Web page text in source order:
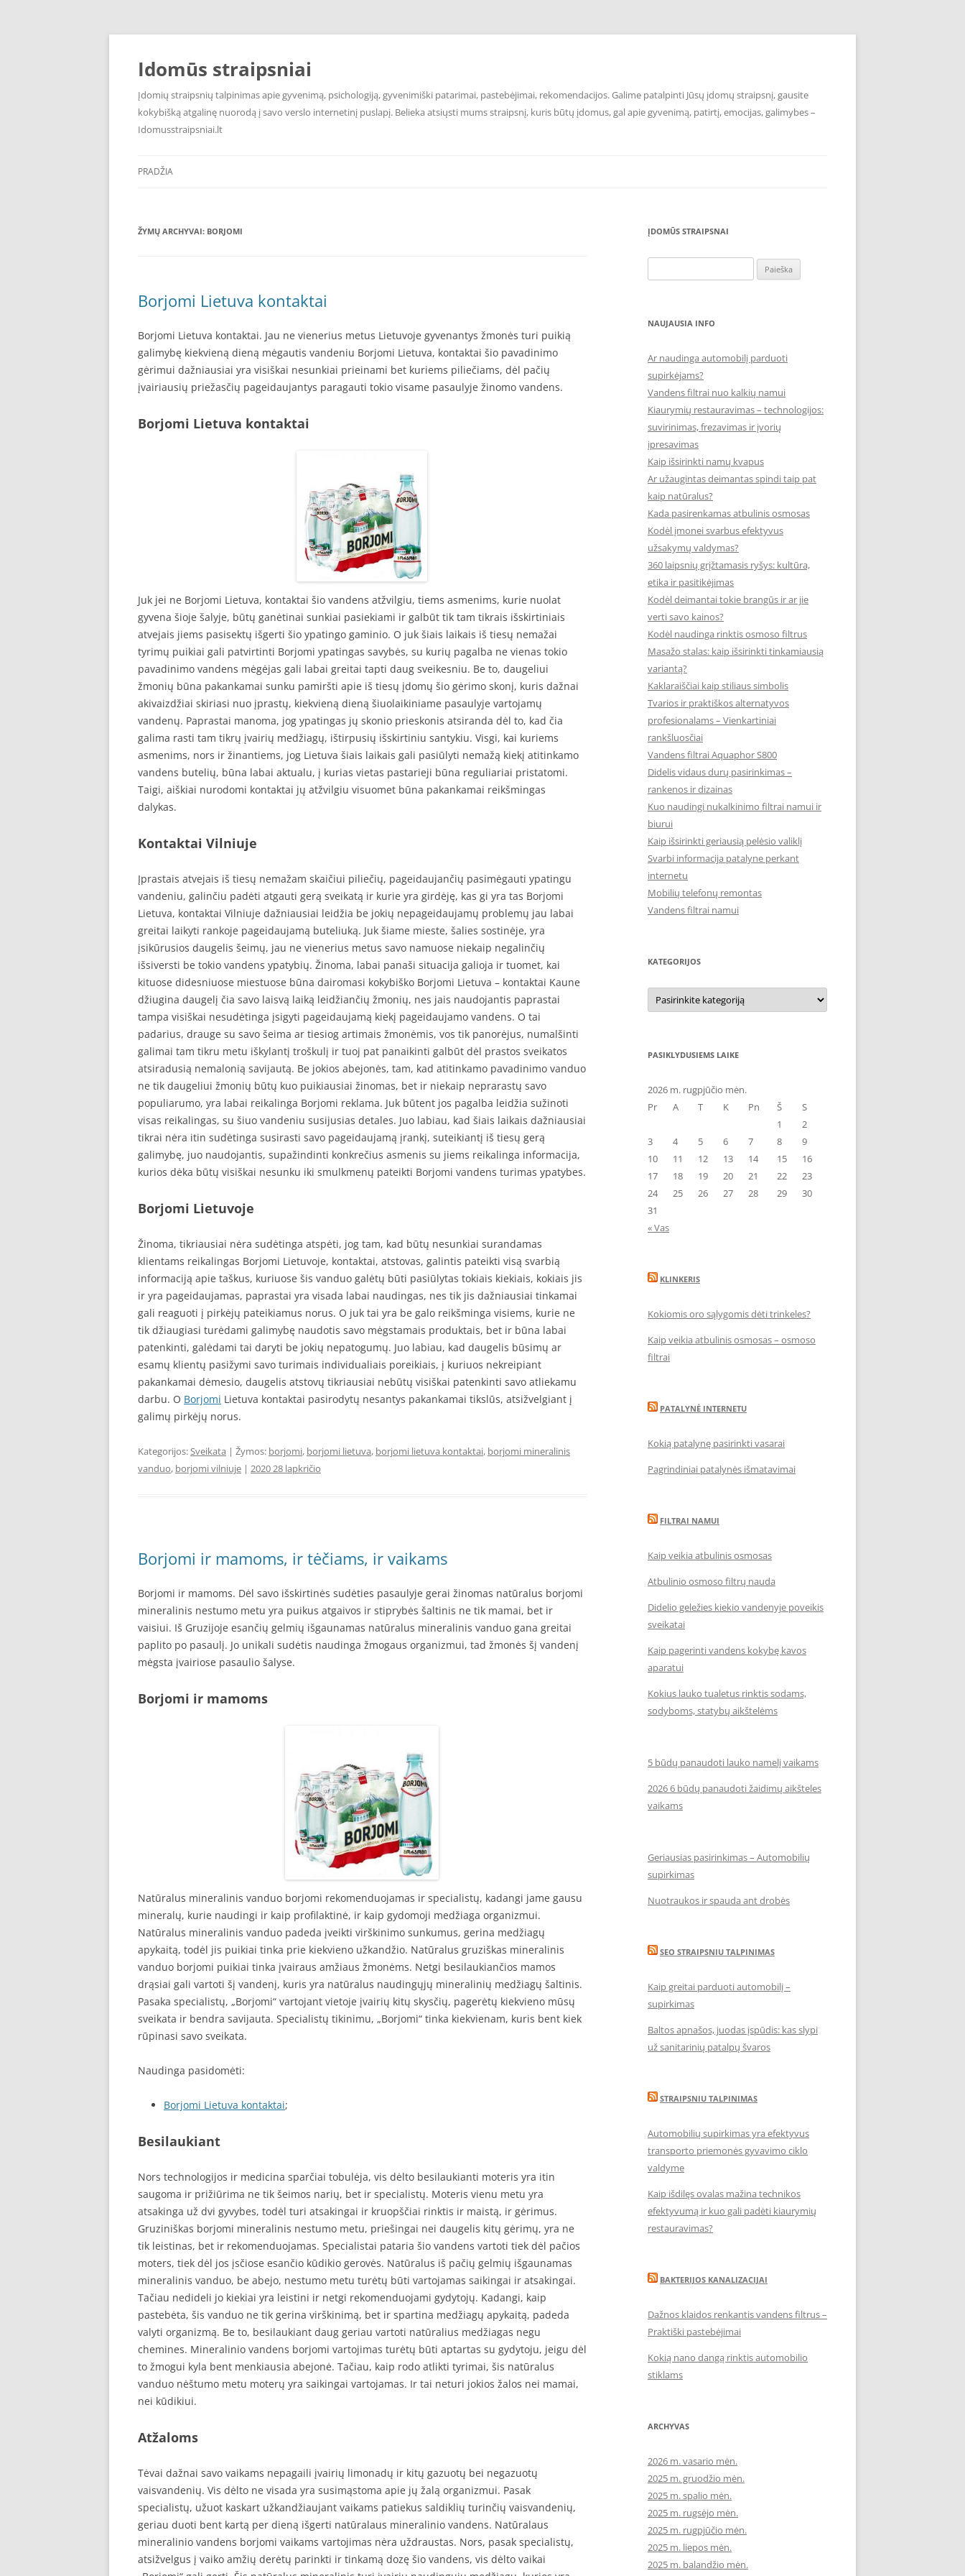
Pereiti
turinio
Idomūs straipsniai
Įdomių straipsnių talpinimas apie gyvenimą, psichologiją, gyvenimiški patarimai, pastebėjimai, rekomendacijos. Galime patalpinti Jūsų įdomų straipsnį, gausite
kokybišką atgalinę nuorodą į savo verslo internetinį puslapį. Belieka atsiųsti mums straipsnį, kuris būtų įdomus, gal apie gyvenimą, patirtį, emocijas, galimybes –
Idomusstraipsniai.lt
PRADŽIA
ŽYMŲ ARCHYVAI: BORJOMI
Borjomi Lietuva kontaktai
Borjomi Lietuva kontaktai. Jau ne vienerius metus Lietuvoje gyvenantys žmonės turi puikią
galimybę kiekvieną dieną mėgautis vandeniu Borjomi Lietuva, kontaktai šio pavadinimo
gėrimui dažniausiai yra visiškai nesunkiai prieinami bet kuriems piliečiams, dėl pačių
įvairiausių priežasčių pageidaujantys paragauti tokio visame pasaulyje žinomo vandens.
Borjomi Lietuva kontaktai
Juk jei ne Borjomi Lietuva, kontaktai šio vandens atžvilgiu, tiems asmenims, kurie nuolat
gyvena šioje šalyje, būtų ganėtinai sunkiai pasiekiami ir galbūt tik tam tikrais išskirtiniais
atvejais jiems pasisektų išgerti šio ypatingo gaminio. O juk šiais laikais iš tiesų nemažai
tyrimų puikiai gali patvirtinti Borjomi ypatingas savybės, su kurių pagalba ne vienas tokio
pavadinimo vandens mėgėjas gali labai greitai tapti daug sveikesniu. Be to, daugeliui
žmonių būna pakankamai sunku pamiršti apie iš tiesų įdomų šio gėrimo skonį, kuris dažnai
akivaizdžiai skiriasi nuo įprastų, kiekvieną dieną šiuolaikiniame pasaulyje vartojamų
vandenų. Paprastai manoma, jog ypatingas jų skonio prieskonis atsiranda dėl to, kad čia
galima rasti tam tikrų įvairių medžiagų, ištirpusių išskirtiniu santykiu. Visgi, kai kuriems
asmenims, nors ir žinantiems, jog Lietuva šiais laikais gali pasiūlyti nemažą kiekį atitinkamo
vandens butelių, būna labai aktualu, į kurias vietas pastarieji būna reguliariai pristatomi.
Taigi, aiškiai nurodomi kontaktai jų atžvilgiu visuomet būna pakankamai reikšmingas
dalykas.
Kontaktai Vilniuje
Įprastais atvejais iš tiesų nemažam skaičiui piliečių, pageidaujančių pasimėgauti ypatingu
vandeniu, galinčiu padėti atgauti gerą sveikatą ir kurie yra girdėję, kas gi yra tas Borjomi
Lietuva, kontaktai Vilniuje dažniausiai leidžia be jokių nepageidaujamų problemų jau labai
greitai laikyti rankoje pageidaujamą buteliuką. Juk šiame mieste, šalies sostinėje, yra
įsikūrusios daugelis šeimų, jau ne vienerius metus savo namuose niekaip negalinčių
išsiversti be tokio vandens ypatybių. Žinoma, labai panaši situacija galioja ir tuomet, kai
kituose didesniuose miestuose būna dairomasi kokybiško Borjomi Lietuva – kontaktai Kaune
džiugina daugelį čia savo laisvą laiką leidžiančių žmonių, nes jais naudojantis paprastai
tampa visiškai nesudėtinga įsigyti pageidaujamą kiekį pageidaujamo vandens. O tai
padarius, drauge su savo šeima ar tiesiog artimais žmonėmis, vos tik panorėjus, numalšinti
galimai tam tikru metu iškylantį troškulį ir tuoj pat panaikinti galbūt dėl prastos sveikatos
atsiradusią nemalonią savijautą. Be jokios abejonės, tam, kad atitinkamo pavadinimo vanduo
ne tik daugeliui žmonių būtų kuo puikiausiai žinomas, bet ir niekaip neprarastų savo
populiarumo, yra labai reikalinga Borjomi reklama. Juk būtent jos pagalba leidžia sužinoti
visas reikalingas, su šiuo vandeniu susijusias detales. Juo labiau, kad šiais laikais dažniausiai
tikrai nėra itin sudėtinga susirasti savo pageidaujamą įrankį, suteikiantį iš tiesų gerą
galimybę, juo naudojantis, supažindinti konkrečius asmenis su jiems reikalinga informacija,
kurios dėka būtų visiškai nesunku iki smulkmenų pateikti Borjomi vandens turimas ypatybes.
Borjomi Lietuvoje
Žinoma, tikriausiai nėra sudėtinga atspėti, jog tam, kad būtų nesunkiai surandamas
klientams reikalingas Borjomi Lietuvoje, kontaktai, atstovas, galintis pateikti visą svarbią
informaciją apie taškus, kuriuose šis vanduo galėtų būti pasiūlytas tokiais kiekiais, kokiais jis
ir yra pageidaujamas, paprastai yra visada labai naudingas, nes tik jis dažniausiai tinkamai
gali reaguoti į pirkėjų pateikiamus norus. O juk tai yra be galo reikšminga visiems, kurie ne
tik džiaugiasi turėdami galimybę naudotis savo mėgstamais produktais, bet ir būna labai
patenkinti, galėdami tai daryti be jokių nepatogumų. Juo labiau, kad daugelis būsimų ar
esamų klientų pasižymi savo turimais individualiais poreikiais, į kuriuos nekreipiant
pakankamai dėmesio, daugelis atstovų tikriausiai nebūtų visiškai patenkinti savo atliekamu
darbu. O Borjomi Lietuva kontaktai pasirodytų nesantys pakankamai tikslūs, atsižvelgiant į
galimų pirkėjų norus.
Kategorijos:Sveikata | Žymos: borjomi, borjomi lietuva, borjomi lietuva kontaktai, borjomi mineralinis
vanduo, borjomi vilniuje | 2020 28 lapkričio
Borjomi ir mamoms, ir tėčiams, ir vaikams
Borjomi ir mamoms. Dėl savo išskirtinės sudėties pasaulyje gerai žinomas natūralus borjomi
mineralinis nestumo metu yra puikus atgaivos ir stiprybės šaltinis ne tik mamai, bet ir
vaisiui. Iš Gruzijoje esančių gelmių išgaunamas natūralus mineralinis vanduo gana greitai
paplito po pasaulį. Jo unikali sudėtis naudinga žmogaus organizmui, tad žmonės šį vandenį
mėgsta įvairiose pasaulio šalyse.
Borjomi ir mamoms
Natūralus mineralinis vanduo borjomi rekomenduojamas ir specialistų, kadangi jame gausu
mineralų, kurie naudingi ir kaip profilaktinė, ir kaip gydomoji medžiaga organizmui.
Natūralus mineralinis vanduo padeda įveikti virškinimo sunkumus, gerina medžiagų
apykaitą, todėl jis puikiai tinka prie kiekvieno užkandžio. Natūralus gruziškas mineralinis
vanduo borjomi puikiai tinka įvairaus amžiaus žmonėms. Netgi besilaukiančios mamos
drąsiai gali vartoti šį vandenį, kuris yra natūralus naudingųjų mineralinių medžiagų šaltinis.
Pasaka specialistų, „Borjomi“ vartojant vietoje įvairių kitų skysčių, pagerėtų kiekvieno mūsų
sveikata ir bendra savijauta. Specialistų tikinimu, „Borjomi“ tinka kiekvienam, kuris bent kiek
rūpinasi savo sveikata.
Naudinga pasidomėti:
Borjomi Lietuva kontaktai;
Besilaukiant
Nors technologijos ir medicina sparčiai tobulėja, vis dėlto besilaukianti moteris yra itin
saugoma ir prižiūrima ne tik šeimos narių, bet ir specialistų. Moteris vienu metu yra
atsakinga už dvi gyvybes, todėl turi atsakingai ir kruopščiai rinktis ir maistą, ir gėrimus.
Gruziniškas borjomi mineralinis nestumo metu, priešingai nei daugelis kitų gėrimų, yra ne
tik leistinas, bet ir rekomenduojamas. Specialistai pataria šio vandens vartoti tiek dėl pačios
moters, tiek dėl jos įsčiose esančio kūdikio gerovės. Natūralus iš pačių gelmių išgaunamas
mineralinis vanduo, be abejo, nestumo metu turėtų būti vartojamas saikingai ir atsakingai.
Tačiau nedideli jo kiekiai yra leistini ir netgi rekomenduojami gydytojų. Kadangi, kaip
pastebėta, šis vanduo ne tik gerina virškinimą, bet ir spartina medžiagų apykaitą, padeda
valyti organizmą. Be to, besilaukiant daug geriau vartoti natūralius medžiagas negu
chemines. Mineralinio vandens borjomi vartojimas turėtų būti aptartas su gydytoju, jeigu dėl
to žmogui kyla bent menkiausia abejonė. Tačiau, kaip rodo atlikti tyrimai, šis natūralus
vanduo nėštumo metu moterų yra saikingai vartojamas. Ir tai neturi jokios žalos nei mamai,
nei kūdikiui.
Atžaloms
Tėvai dažnai savo vaikams nepagaili įvairių limonadų ir kitų gazuotų bei negazuotų
vaisvandenių. Vis dėlto ne visada yra susimąstoma apie jų žalą organizmui. Pasak
specialistų, užuot kaskart užkandžiaujant vaikams patiekus saldiklių turinčių vaisvandenių,
geriau duoti bent kartą per dieną išgerti natūralaus mineralinio vandens. Natūralaus
mineralinio vandens borjomi vaikams vartojimas nėra uždraustas. Nors, pasak specialistų,
atsižvelgus į vaiko amžių derėtų parinkti ir tinkamą dozę šio vandens, vis dėlto vaikai
ĮDOMŪS STRAIPSNAI
NAUJAUSIA INFO
Ar naudinga automobilį parduoti
supirkėjams?
Vandens filtrai nuo kalkių namui
Kiaurymių restauravimas – technologijos:
suvirinimas, frezavimas ir įvorių
įpresavimas
Kaip išsirinkti namų kvapus
Ar užaugintas deimantas spindi taip pat
kaip natūralus?
Kada pasirenkamas atbulinis osmosas
Kodėl įmonei svarbus efektyvus
užsakymų valdymas?
360 laipsnių grįžtamasis ryšys: kultūra,
etika ir pasitikėjimas
Kodėl deimantai tokie brangūs ir ar jie
verti savo kainos?
Kodėl naudinga rinktis osmoso filtrus
Masažo stalas: kaip išsirinkti tinkamiausią
variantą?
Kaklaraiščiai kaip stiliaus simbolis
Tvarios ir praktiškos alternatyvos
profesionalams – Vienkartiniai
rankšluosčiai
Vandens filtrai Aquaphor S800
Didelis vidaus durų pasirinkimas –
rankenos ir dizainas
Kuo naudingi nukalkinimo filtrai namui ir
biurui
Kaip išsirinkti geriausią pelėsio valiklį
Svarbi informacija patalyne perkant
internetu
Mobilių telefonų remontas
Vandens filtrai namui
KATEGORIJOS
Kategorijos
PASIKLYDUSIEMS LAIKE
2026 m. rugpjūčio mėn.
Pr
A T K Pn Š
S
1
2
3
4 5 6 7 8
9
10
11 12 13 14 15
16
17
18 19 20 21 22
23
24
25 26 27 28 29
30
31
« Vas
KLINKERIS
Kokiomis oro sąlygomis dėti trinkeles?
Kaip veikia atbulinis osmosas – osmoso
filtrai
PATALYNĖ INTERNETU
Kokią patalynę pasirinkti vasarai
Pagrindiniai patalynės išmatavimai
FILTRAI NAMUI
Kaip veikia atbulinis osmosas
Atbulinio osmoso filtrų nauda
Didelio geležies kiekio vandenyje poveikis
sveikatai
Kaip pagerinti vandens kokybę kavos
aparatui
Kokius lauko tualetus rinktis sodams,
sodyboms, statybų aikštelėms
5 būdų panaudoti lauko namelį vaikams
2026 6 būdų panaudoti žaidimų aikšteles
vaikams
Geriausias pasirinkimas – Automobilių
supirkimas
Nuotraukos ir spauda ant drobės
SEO STRAIPSNIU TALPINIMAS
Kaip greitai parduoti automobilį –
supirkimas
Baltos apnašos, juodas įspūdis: kas slypi
už sanitarinių patalpų švaros
STRAIPSNIU TALPINIMAS
Automobilių supirkimas yra efektyvus
transporto priemonės gyvavimo ciklo
valdyme
Kaip išdilęs ovalas mažina technikos
efektyvumą ir kuo gali padėti kiaurymių
restauravimas?
BAKTERIJOS KANALIZACIJAI
Dažnos klaidos renkantis vandens filtrus –
Praktiški pastebėjimai
Kokią nano dangą rinktis automobilio
stiklams
ARCHYVAS
2026 m. vasario mėn.
2025 m. gruodžio mėn.
2025 m. spalio mėn.
2025 m. rugsėjo mėn.
2025 m. rugpjūčio mėn.
2025 m. liepos mėn.
2025 m. balandžio mėn.